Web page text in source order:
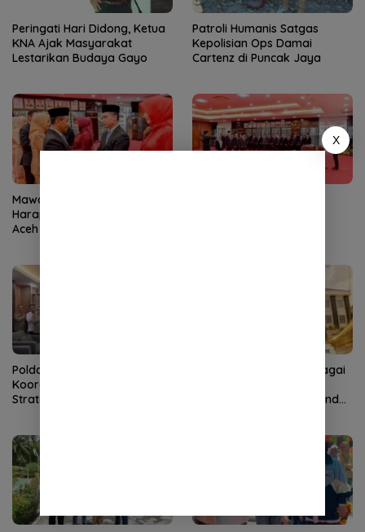
Peringati Hari Didong, Ketua
KNA Ajak Masyarakat
Lestarikan Budaya Gayo
Patroli Humanis Satgas
Kepolisian Ops Damai
Cartenz di Puncak Jaya
Mawardi Nur Pimpin BPMA:
Harapan Baru Industri Migas
Aceh
Polda Aceh–PLN Tingkatkan
Koordinasi Amankan Proyek
Strategis
KMA Lantik Dr Sutio sebagai
Banda Aceh, Nursyam Pindah
X